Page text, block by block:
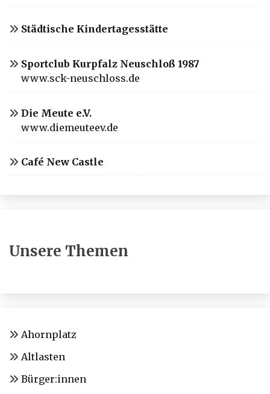
Städtische Kindertagesstätte
Sportclub Kurpfalz Neuschloß 1987
www.sck-neuschloss.de
Die Meute e.V.
www.diemeuteev.de
Café New Castle
Unsere Themen
Ahornplatz
Altlasten
Bürger:innen